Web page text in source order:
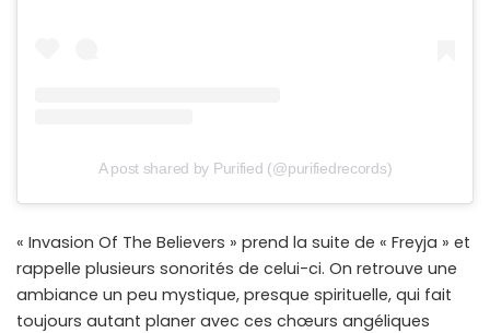
A post shared by Purified (@purifiedrecords)
« Invasion Of The Believers » prend la suite de « Freyja » et
rappelle plusieurs sonorités de celui-ci. On retrouve une
ambiance un peu mystique, presque spirituelle, qui fait
toujours autant planer avec ces chœurs angéliques